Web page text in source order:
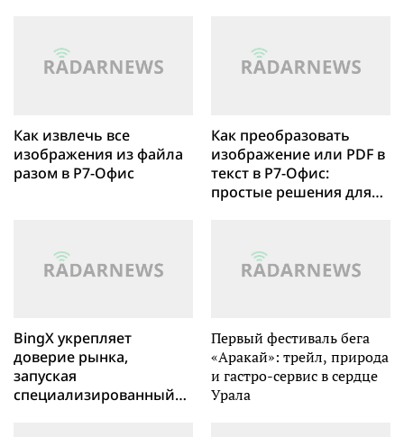
Как извлечь все
изображения из файла
разом в Р7-Офис
Как преобразовать
изображение или PDF в
текст в Р7-Офис:
простые решения для
BingX укрепляет
доверие рынка,
запуская
специализированный
Первый фестиваль бега
«Аракай»: трейл, природа
и гастро-сервис в сердце
Урала